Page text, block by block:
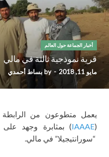
أخبار الجماعة حول العالم
قرية نموذجية ثالثة في مالي
مايو 11, 2018 -
by بساط أحمدي
يعمل متطوعون من الرابطة
(
IAAAE) بمثابرة وجهد على
“سورانتيجيلا” في مالي.